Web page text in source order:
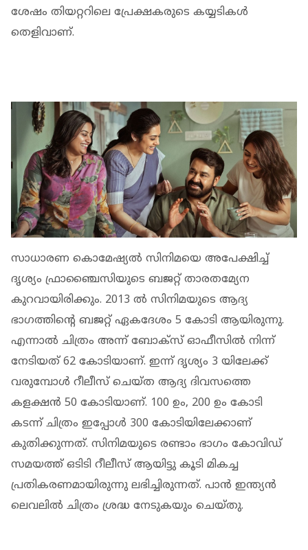
ശേഷം തിയറ്ററിലെ പ്രേക്ഷകരുടെ കയ്യടികള്‍
തെളിവാണ്.
സാധാരണ കൊമേഷ്യല്‍ സിനിമയെ അപേക്ഷിച്ച്
ദൃശ്യം ഫ്രാഞ്ചൈസിയുടെ ബജറ്റ് താരതമ്യേന
കുറവായിരിക്കും. 2013 ല്‍ സിനിമയുടെ ആദ്യ
ഭാഗത്തിന്റെ ബജറ്റ് ഏകദേശം 5 കോടി ആയിരുന്നു.
എന്നാല്‍ ചിത്രം അന്ന് ബോക്‌സ് ഓഫീസില്‍ നിന്ന്
നേടിയത് 62 കോടിയാണ്. ഇന്ന് ദൃശ്യം 3 യിലേക്ക്
വരുമ്പോള്‍ റീലീസ് ചെയ്ത ആദ്യ ദിവസത്തെ
കളക്ഷന്‍ 50 കോടിയാണ്. 100 ഉം, 200 ഉം കോടി
കടന്ന് ചിത്രം ഇപ്പോള്‍ 300 കോടിയിലേക്കാണ്
കുതിക്കുന്നത്. സിനിമയുടെ രണ്ടാം ഭാഗം കോവിഡ്
സമയത്ത് ഒടിടി റീലീസ് ആയിട്ടു കൂടി മികച്ച
പ്രതികരണമായിരുന്നു ലഭിച്ചിരുന്നത്. പാന്‍ ഇന്ത്യന്‍
ലെവലില്‍ ചിത്രം ശ്രദ്ധ നേടുകയും ചെയ്തു.